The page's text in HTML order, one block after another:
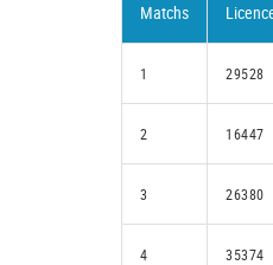
Matchs
1 29528
2 16447
3 26380
4 35374